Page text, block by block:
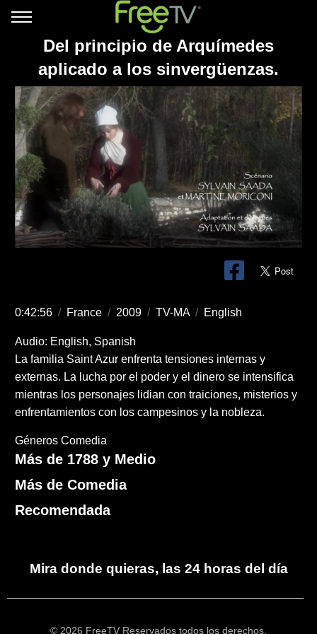
Del principio de Arquímedes
aplicado a los sinvergüenzas.
0:42:56 / France / 2009 / TV-MA / English
Audio: English, Spanish
La familia Saint Azur enfrenta tensiones internas y
externas. La lucha por el poder y el dinero se intensifica
mientras los personajes lidian con traiciones, misterios y
enfrentamientos con los campesinos y la nobleza.
Géneros Comedia
Más de 1788 y Medio
Más de Comedia
Recomendada
Mira donde quieras, las 24 horas del día
© 2026 FreeTV Reservados todos los derechos.